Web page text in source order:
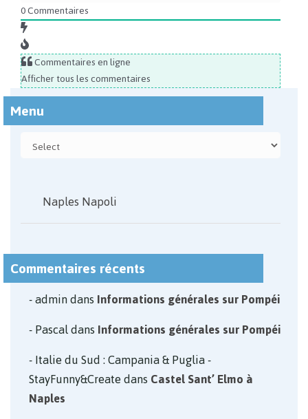
0Commentaires
Commentaires en ligne
Afficher tous les commentaires
Menu
Naples Napoli
Commentaires récents
admindansInformations générales sur Pompéi
PascaldansInformations générales sur Pompéi
Italie du Sud : Campania & Puglia -
StayFunny&CreatedansCastel Sant’ Elmo à
Naples